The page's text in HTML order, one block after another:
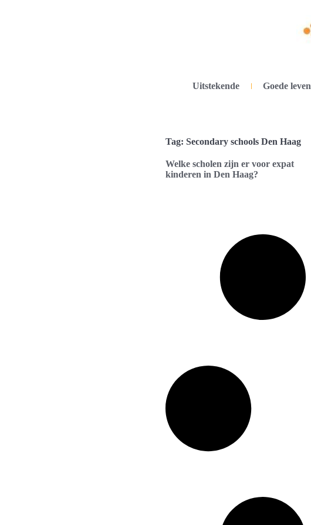
Uitstekende Goede leven
Tag: Secondary schools Den Haag
Welke scholen zijn er voor expat
kinderen in Den Haag?